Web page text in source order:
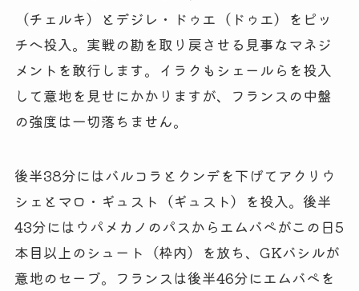
（チェルキ）とデジレ・ドゥエ（ドゥエ）をピッ
チへ投入。実戦の勘を取り戻させる見事なマネジ
メントを敢行します。イラクもシェールらを投入
して意地を見せにかかりますが、フランスの中盤
の強度は一切落ちません。
後半38分にはバルコラとクンデを下げてアクリウ
シェとマロ・ギュスト（ギュスト）を投入。後半
43分にはウパメカノのパスからエムバペがこの日5
本目以上のシュート（枠内）を放ち、GKバシルが
意地のセーブ。フランスは後半46分にエムバペを